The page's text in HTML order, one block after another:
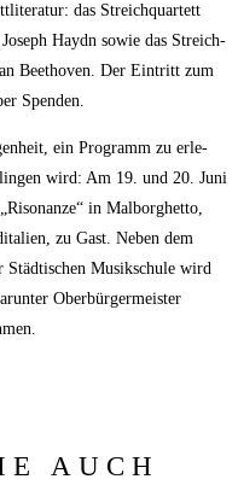
das Streich­quar­tett
Haydn sowie das Streich­
Beet­ho­ven. Der Ein­tritt zum
Spenden.
ein Pro­gramm zu erle­
wird: Am 19. und 20. Juni
in Mal­bor­ghet­to,
zu Gast. Neben dem
Musik­schu­le wird
Ober­bür­ger­meis­ter
AUCH